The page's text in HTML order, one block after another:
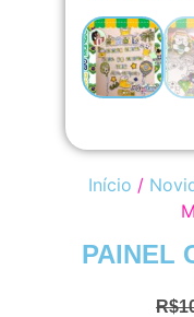
Início /
PAINEL
R$